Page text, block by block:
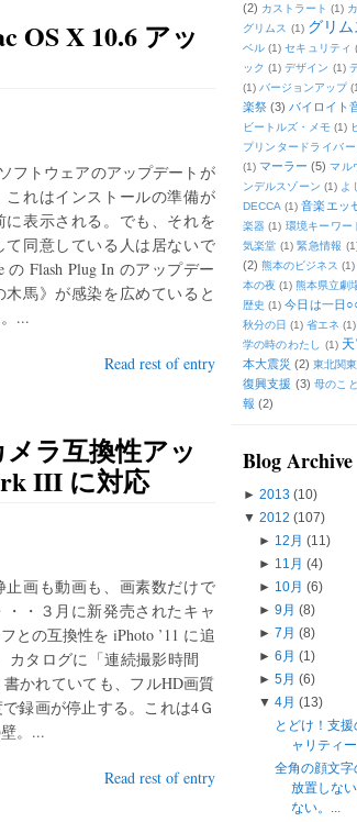
OS X 10.6 アッ
フトウェアのアップデートが
れはインストールの準備が
表示される。でも、それを
同意している人は居ないで
の Flash Plug In のアップデー
木馬》が感染を広めていると
...
Read rest of entry
ラ互換性アッ
III に対応
画も動画も、画素数だけで
・３月に新発売されたキャ
との互換性を iPhoto ’11 に追
カタログに「連続撮影時間
かれていても、フルHD画質
録画が停止する。これは4Ｇ
。...
Read rest of entry
(2) カストラート (1)
グリムス (1) グリ
ベル (1) セキュリティ
ック (1) デザイン (1)
(1) バージョンアップ
楽祭 (3) バイロイト
ビートルズ・メモ (1)
プリンタードライバー
(1) マーラー (5) マル
ンデルスゾーン (1) よ
DECCA (1) 音楽エッ
楽器 (1) 環境キーワー
気楽堂 (1) 緊急情報
(2) 熊本のビジネス (1)
本の夜 (1) 熊本県立劇
歴史 (1) 今日は一日
秋分の日 (1) 省エネ (1)
学の時のわたし
(1)
本大震災 (2) 東北関
復興支援 (3) 母のこと
報 (2)
Blog Archive
► 2013 (10)
▼ 2012 (107)
► 12月 (11)
► 11月 (4)
► 10月 (6)
► 9月 (8)
► 7月 (8)
► 6月 (1)
► 5月 (6)
▼ 4月 (13)
とどけ！支
ャリティ
全角の顔文
放置しな
ない。...